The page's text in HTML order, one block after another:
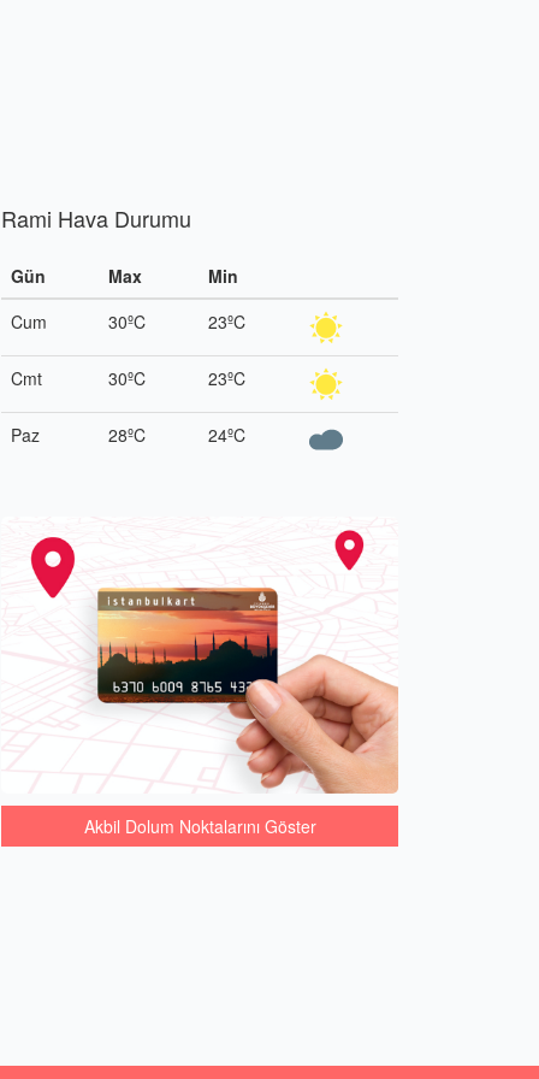
Rami Hava Durumu
Gün Max
Min
Cum
30ºC 23ºC
Cmt 30ºC 23ºC
Paz 28ºC 24ºC
Akbil Dolum Noktalarını Göster